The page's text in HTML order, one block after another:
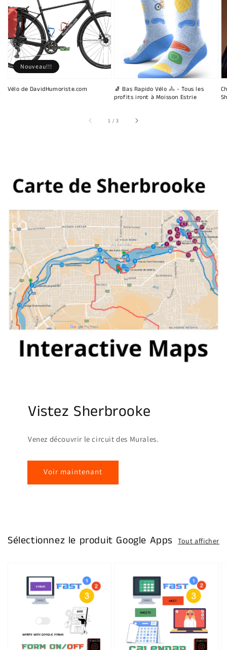
Vélo de DavidHumoriste.com
Nouveau!!!
🧦 Bas Rapido Vélo 🚴 - Tous les
profits iront à Moisson Estrie
1 /sur
3
Vistez Sherbrooke
Venez découvrir le circuit des Murales.
Voir maintenant
Sélectionnez le produit Google Apps Tout afficher